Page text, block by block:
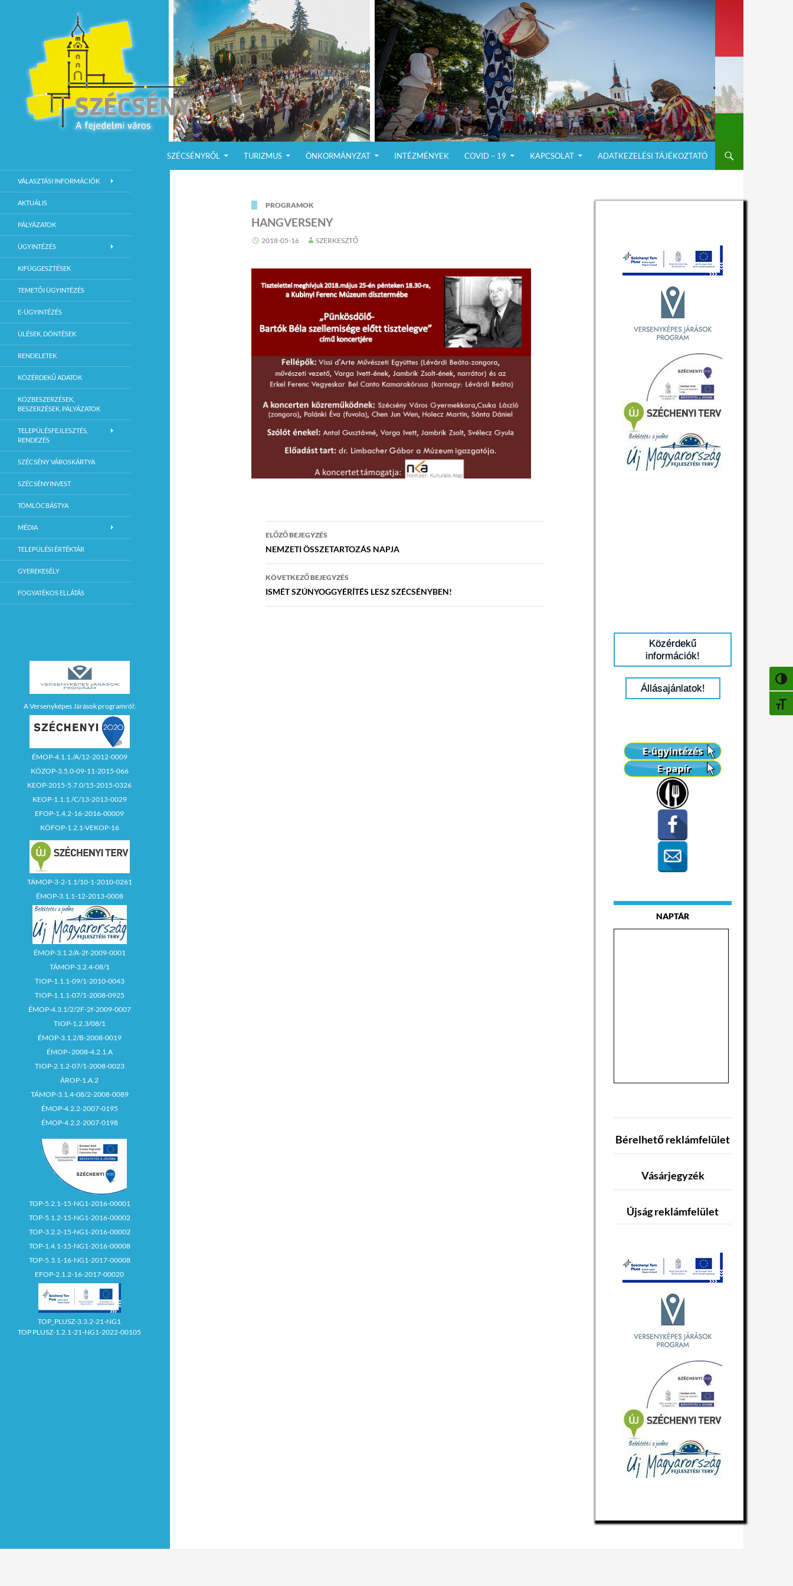
SZÉCSÉNYRŐL
TURIZMUS ÖNKORMÁNYZAT INTÉZMÉNYEK COVID – 19 KAPCSOLAT ADATKEZELÉSI TÁJÉKOZTATÓ
PROGRAMOK
HANGVERSENY
2018-05-16 SZERKESZTŐ
Bejegyzés
navigáció
ELŐZŐ BEJEGYZÉS
NEMZETI ÖSSZETARTOZÁS NAPJA
KÖVETKEZŐ BEJEGYZÉS
ISMÉT SZÚNYOGGYÉRÍTÉS LESZ SZÉCSÉNYBEN!
Közérdekű
információk!
Állásajánlatok!
NAPTÁR
Bérelhető reklámfelület
Vásárjegyzék
Újság reklámfelület
Szécsény Város Hivatalos Weboldala
VÁLASZTÁSI INFORMÁCIÓK
AKTUÁLIS
PÁLYÁZATOK
ÜGYINTÉZÉS
KIFÜGGESZTÉSEK
TEMETŐI ÜGYINTÉZÉS
E-ÜGYINTÉZÉS
ÜLÉSEK, DÖNTÉSEK
RENDELETEK
KÖZÉRDEKŰ ADATOK
KÖZBESZERZÉSEK,
BESZERZÉSEK, PÁLYÁZATOK
TELEPÜLÉSFEJLESZTÉS,
RENDEZÉS
SZÉCSÉNY VÁROSKÁRTYA
SZÉCSÉNYINVEST
TÖMLÖCBÁSTYA
MÉDIA
TELEPÜLÉSI ÉRTÉKTÁR
GYEREKESÉLY
FOGYATÉKOS ELLÁTÁS
A Versenyképes Járások programról:
ÉMOP-4.1.1./A/12-2012-0009
KÖZOP-3.5.0-09-11-2015-066
KEOP-2015-5.7.0/15-2015-0326
KEOP-1.1.1./C/13-2013-0029
EFOP-1.4.2-16-2016-00009
KÖFOP-1.2.1-VEKOP-16
TÁMOP-3-2-1.1/10-1-2010-0261
ÉMOP-3.1.1-12-2013-0008
ÉMOP-3.1.2/A-2f-2009-0001
TÁMOP-3.2.4-08/1
TIOP-1.1.1-09/1-2010-0043
TIOP-1.1.1-07/1-2008-0925
ÉMOP-4.3.1/2/2F-2f-2009-0007
TIOP-1.2.3/08/1
ÉMOP-3.1.2/B-2008-0019
ÉMOP–2008-4.2.1.A
TIOP-2.1.2-07/1-2008-0023
ÁROP-1.A.2
TÁMOP-3.1.4-08/2-2008-0089
ÉMOP-4.2.2-2007-0195
ÉMOP-4.2.2-2007-0198
TOP-5.2.1-15-NG1-2016-00001
TOP-5.1.2-15-NG1-2016-00002
TOP-3.2.2-15-NG1-2016-00002
TOP-1.4.1-15-NG1-2016-00008
TOP-5.3.1-16-NG1-2017-00008
EFOP-2.1.2-16-2017-00020
TOP_PLUSZ-3.3.2-21-NG1
TOP PLUSZ-1.2.1-21-NG1-2022-00105